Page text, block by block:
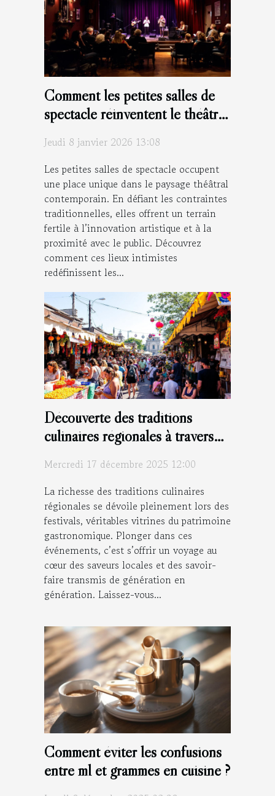
Comment les petites salles de
spectacle réinventent le théâtre
Jeudi 8 janvier 2026 13:08
Les petites salles de spectacle occupent
une place unique dans le paysage théâtral
contemporain. En défiant les contraintes
traditionnelles, elles offrent un terrain
fertile à l’innovation artistique et à la
proximité avec le public. Découvrez
comment ces lieux intimistes
redéfinissent les...
Découverte des traditions
culinaires régionales à travers
Mercredi 17 décembre 2025 12:00
La richesse des traditions culinaires
régionales se dévoile pleinement lors des
festivals, véritables vitrines du patrimoine
gastronomique. Plonger dans ces
événements, c’est s’offrir un voyage au
cœur des saveurs locales et des savoir-
faire transmis de génération en
génération. Laissez-vous...
Comment éviter les confusions
entre ml et grammes en cuisine ?